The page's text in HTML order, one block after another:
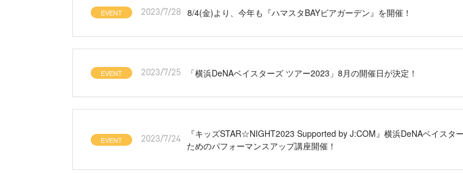
EVENT 2023/7/28 8/4(金)より、今年も『ハマスタBAYビアガーデン』を開催！
EVENT 2023/7/25 「横浜DeNAベイスターズ ツアー2023」8月の開催日が決定！
EVENT 2023/7/24
『キッズSTAR☆NIGHT2023 Supported by J:COM』横浜DeNAベイスタ
ためのパフォーマンスアップ講座開催！